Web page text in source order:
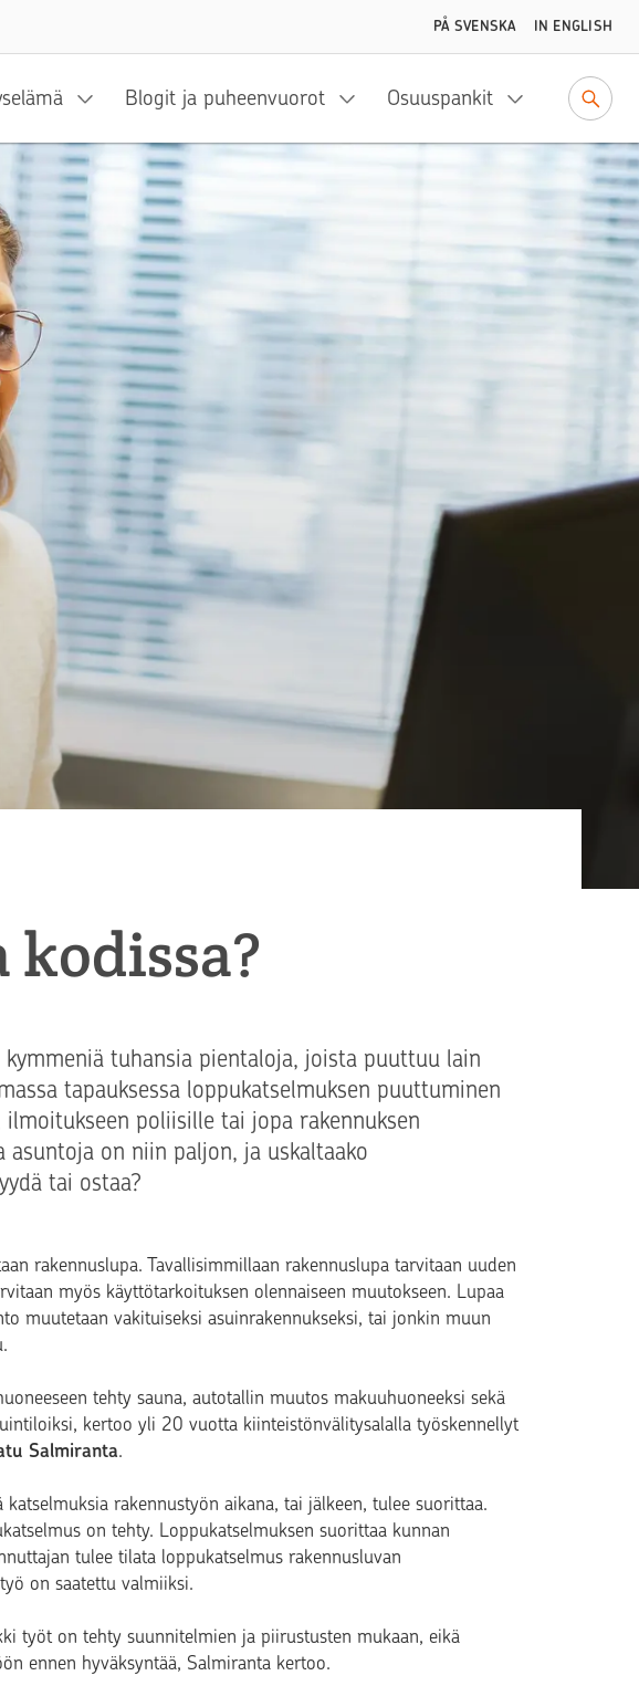
PÅ SVENSKA IN ENGLISH
Blogit ja puheenvuorot Osuuspankit
tuhansia pientaloja, joista puuttuu lain
tapauksessa loppukatselmuksen puuttuminen
poliisille tai jopa rakennuksen
on niin paljon, ja uskaltaako
tai ostaa?
rakennuslupa. Tavallisimmillaan rakennuslupa tarvitaan uuden
myös käyttötarkoituksen olennaiseen muutokseen. Lupaa
muutetaan vakituiseksi asuinrakennukseksi, tai jonkin muun
tehty sauna, autotallin muutos makuuhuoneeksi sekä
kertooyli 20 vuotta kiinteistönvälitysalalla työskennellyt
Salmiranta.
katselmuksia rakennustyön aikana, tai jälkeen, tulee suorittaa.
on tehty. Loppukatselmuksen suorittaa kunnan
tulee tilata loppukatselmus rakennusluvan
on saatettu valmiiksi.
työt on tehty suunnitelmien ja piirustusten mukaan, eikä
ennen hyväksyntää, Salmiranta kertoo.